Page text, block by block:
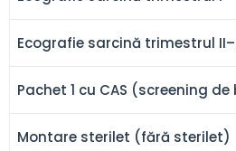
Ecografie sarcină trimestrul
Pachet 1 cu CAS (screening de
Montare sterilet (fără sterilet)